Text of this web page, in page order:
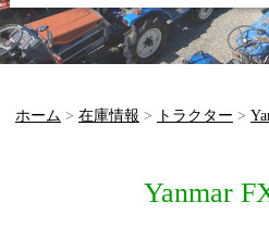
ホーム > 在庫情報 > トラクター >
Yanmar